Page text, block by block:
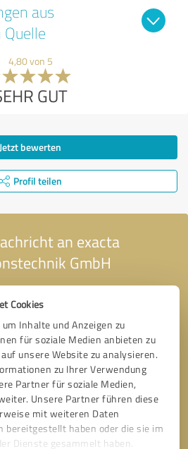
Cookies
Inhalte und Anzeigen zu
für soziale Medien anbieten zu
unsere Website zu analysieren.
zu Ihrer Verwendung
Partner für soziale Medien,
Unsere Partner führen diese
mit weiteren Daten
bereitgestellt haben oder die sie im
Dienste gesammelt haben.
aus
Quelle
4,80 von 5
GUT
Jetzt bewerten
Profil teilen
an exacta
GmbH